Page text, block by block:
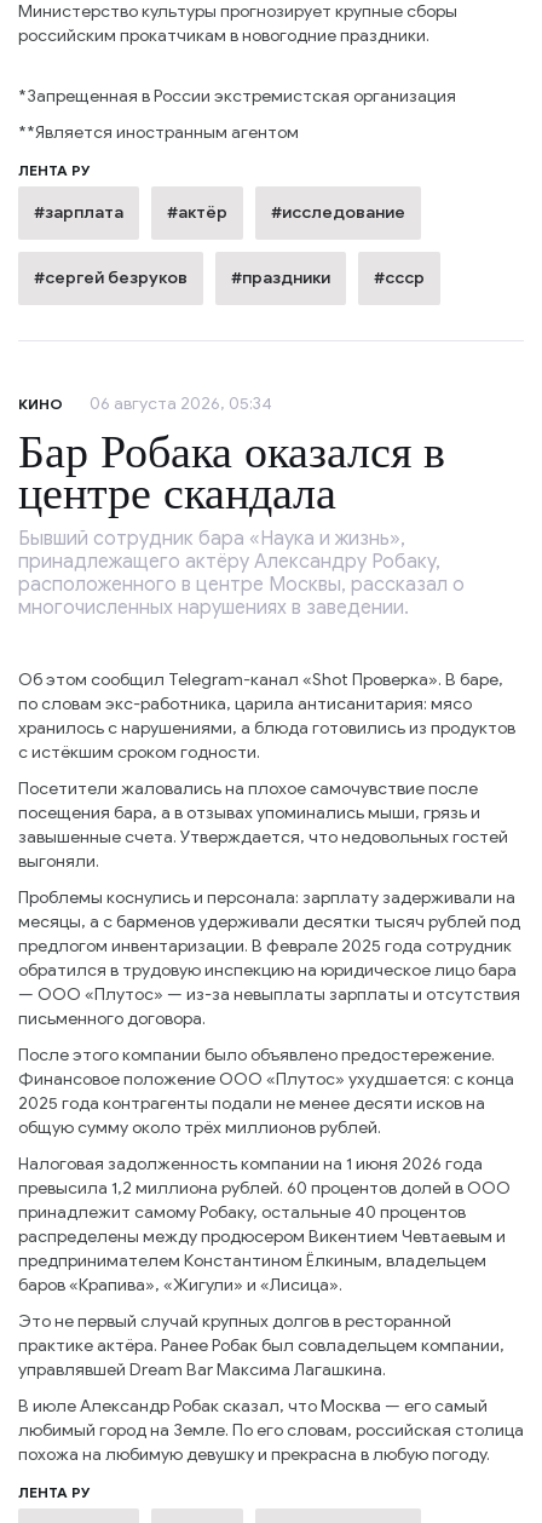
Министерство культуры прогнозирует крупные сборы
российским прокатчикам в новогодние праздники.
*Запрещенная в России экстремистская организация
**Является иностранным агентом
ЛЕНТА РУ
#зарплата #актёр #исследование
#сергей безруков #праздники #ссср
КИНО 06 августа 2026, 05:34
Бар Робака оказался в
центре скандала
Бывший сотрудник бара «Наука и жизнь»,
принадлежащего актёру Александру Робаку,
расположенного в центре Москвы, рассказал о
многочисленных нарушениях в заведении.
Об этом сообщил Telegram-канал «Shot Проверка». В баре,
по словам экс-работника, царила антисанитария: мясо
хранилось с нарушениями, а блюда готовились из продуктов
с истёкшим сроком годности.
Посетители жаловались на плохое самочувствие после
посещения бара, а в отзывах упоминались мыши, грязь и
завышенные счета. Утверждается, что недовольных гостей
выгоняли.
Проблемы коснулись и персонала: зарплату задерживали на
месяцы, а с барменов удерживали десятки тысяч рублей под
предлогом инвентаризации. В феврале 2025 года сотрудник
обратился в трудовую инспекцию на юридическое лицо бара
— ООО «Плутос» — из-за невыплаты зарплаты и отсутствия
письменного договора.
После этого компании было объявлено предостережение.
Финансовое положение ООО «Плутос» ухудшается: с конца
2025 года контрагенты подали не менее десяти исков на
общую сумму около трёх миллионов рублей.
Налоговая задолженность компании на 1 июня 2026 года
превысила 1,2 миллиона рублей. 60 процентов долей в ООО
принадлежит самому Робаку, остальные 40 процентов
распределены между продюсером Викентием Чевтаевым и
предпринимателем Константином Ёлкиным, владельцем
баров «Крапива», «Жигули» и «Лисица».
Это не первый случай крупных долгов в ресторанной
практике актёра. Ранее Робак был совладельцем компании,
управлявшей Dream Bar Максима Лагашкина.
В июле Александр Робак сказал, что Москва — его самый
любимый город на Земле. По его словам, российская столица
похожа на любимую девушку и прекрасна в любую погоду.
ЛЕНТА РУ